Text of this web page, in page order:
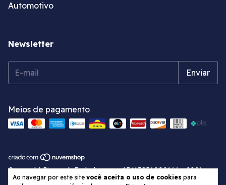
Ao navegar por este site você aceita o uso de cookies para
Automotivo
Newsletter
Meios de pagamento
Copyright Pirapack Embalagens - 15413856000166 - 2026.
Todos os direitos reservados.